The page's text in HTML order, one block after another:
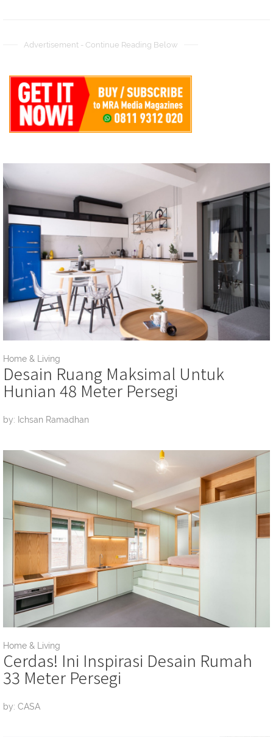
Advertisement - Continue Reading Below
Home & Living
Desain Ruang Maksimal Untuk
Hunian 48 Meter Persegi
by: Ichsan Ramadhan
Home & Living
Cerdas! Ini Inspirasi Desain Rumah
33 Meter Persegi
by: CASA